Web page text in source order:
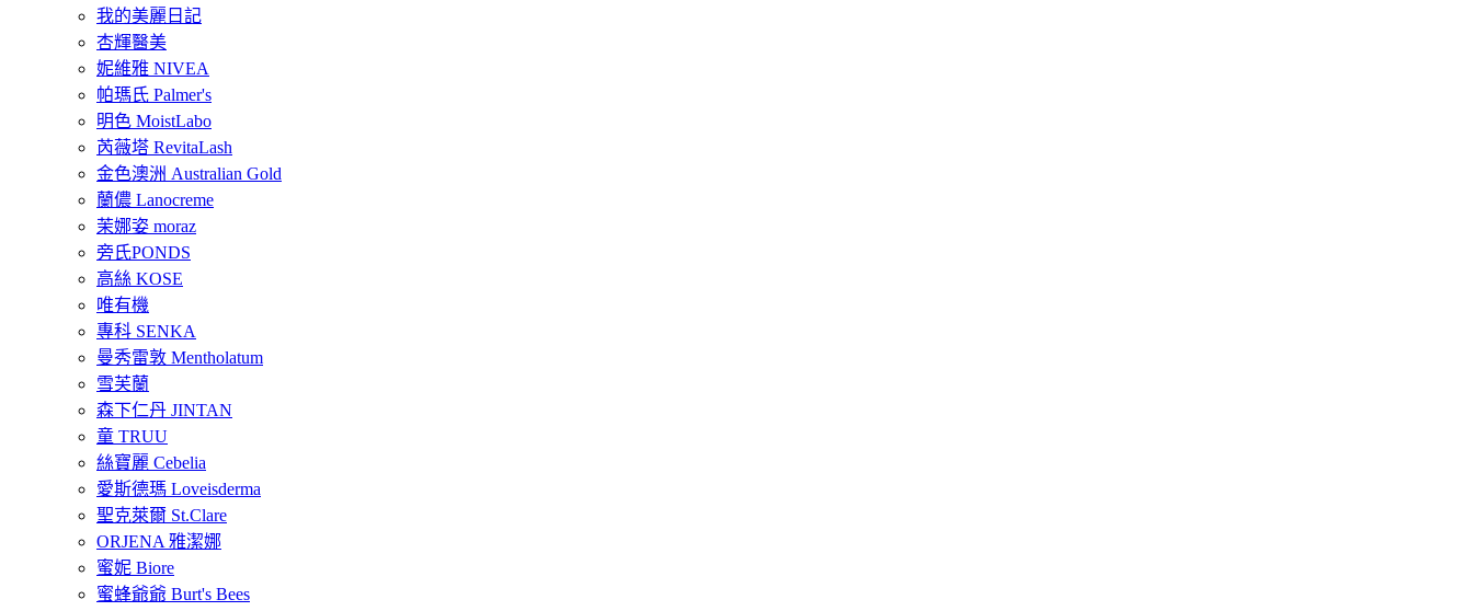
我的美麗日記
杏輝醫美
妮維雅 NIVEA
帕瑪氏 Palmer's
明色 MoistLabo
芮薇塔 RevitaLash
金色澳洲 Australian Gold
蘭儂 Lanocreme
茉娜姿 moraz
旁氏PONDS
高絲 KOSE
唯有機
專科 SENKA
曼秀雷敦 Mentholatum
雪芙蘭
森下仁丹 JINTAN
童 TRUU
絲寶麗 Cebelia
愛斯德瑪 Loveisderma
聖克萊爾 St.Clare
ORJENA 雅潔娜
蜜妮 Biore
蜜蜂爺爺 Burt's Bees